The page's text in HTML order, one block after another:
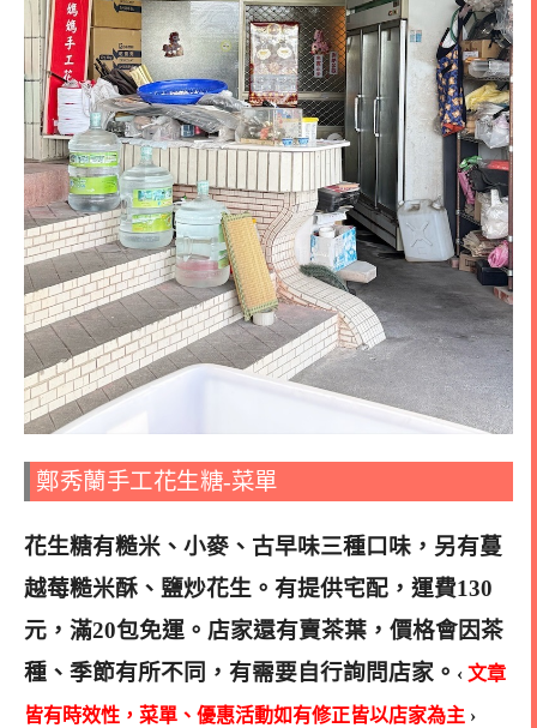
鄭秀蘭手工花生糖-菜單
花生糖有糙米、小麥、古早味三種口味，另有蔓
越莓糙米酥、鹽炒花生。有提供宅配，運費130
元，滿20包免運。店家還有賣茶葉，價格會因茶
種、季節有所不同，有需要自行詢問店家。 ‹ 文章
皆有時效性，菜單、優惠活動如有修正皆以店家為主 ›